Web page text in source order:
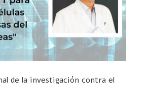
de la investigación contra el